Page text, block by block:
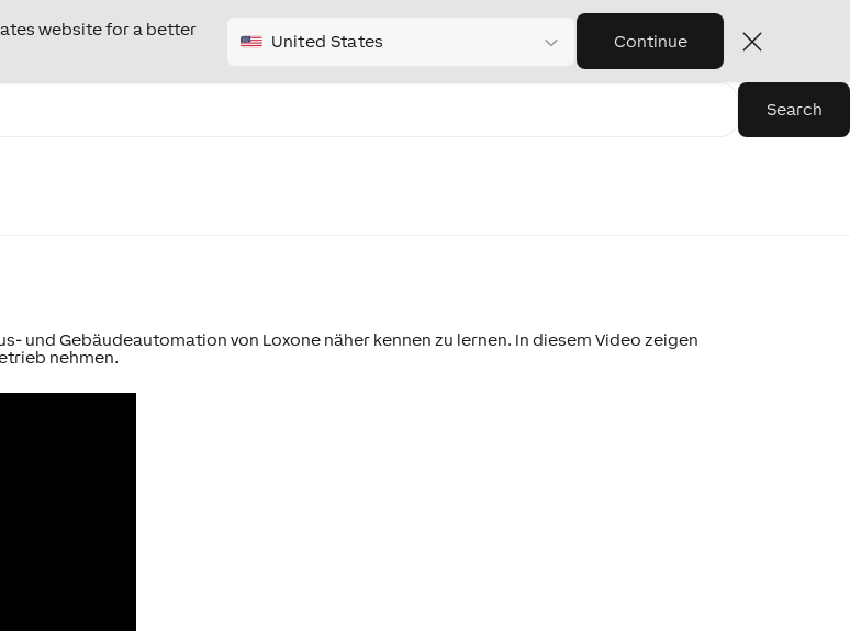
website for a better
United States Continue
und Gebäudeautomation von Loxone näher kennen zu lernen. In diesem Video zeigen
nehmen.